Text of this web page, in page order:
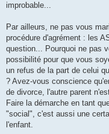
improbable...
Par ailleurs, ne pas vous
procédure d'agrément : les
question... Pourquoi ne pas
possibilité pour que vous
un refus de la part de celui
? Avez-vous conscience
de divorce, l'autre parent
Faire la démarche en tant
"social", c'est aussi une
l'enfant.